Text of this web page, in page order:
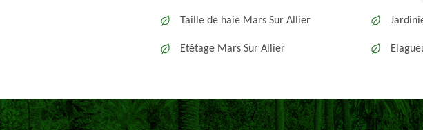
Taille de haie Mars Sur Allier
Etêtage Mars Sur Allier